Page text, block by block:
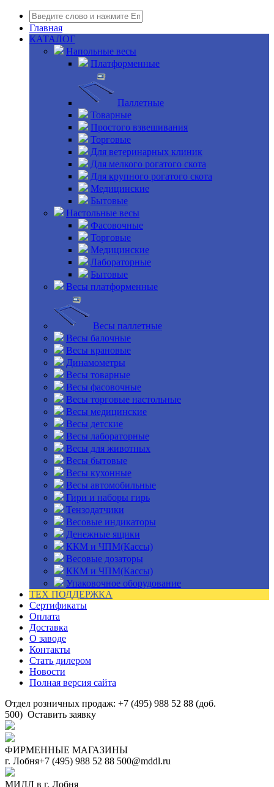
Главная
КАТАЛОГ
Напольные весы
Платформенные
Паллетные
Товарные
Простого взвешивания
Торговые
Для ветеринарных клиник
Для мелкого рогатого скота
Для крупного рогатого скота
Медицинские
Бытовые
Настольные весы
Фасовочные
Торговые
Медицинские
Лабораторные
Бытовые
Весы платформенные
Весы паллетные
Весы балочные
Весы крановые
Динамометры
Весы товарные
Весы фасовочные
Весы торговые настольные
Весы медицинские
Весы детские
Весы лабораторные
Весы для животных
Весы бытовые
Весы кухонные
Весы автомобильные
Гири и наборы гирь
Тензодатчики
Весовые индикаторы
Денежные ящики
ККМ и ЧПМ(Кассы)
Весовые дозаторы
ККМ и ЧПМ(Кассы)
Упаковочное оборудование
ТЕХ ПОДДЕРЖКА
Сертификаты
Оплата
Доставка
О заводе
Контакты
Стать дилером
Новости
Полная версия сайта
Отдел розничных продаж: +7 (495) 988 52 88 (доб.
500) Оставить заявку
ФИРМЕННЫЕ МАГАЗИНЫ
г. Лобня+7 (495) 988 52 88 500@mddl.ru
МИДЛ в г. Лобня